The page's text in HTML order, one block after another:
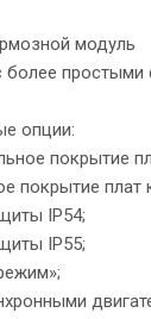
модуль
более
опции:
покрытие
покрытие плат
IP54;
IP55;